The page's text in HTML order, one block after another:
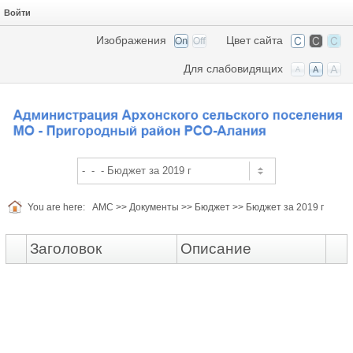
Войти
Цвет сайта
Изображения
Для слабовидящих
You are here: АМС >> Документы >> Бюджет >> Бюджет за 2019 г
Заголовок Описание